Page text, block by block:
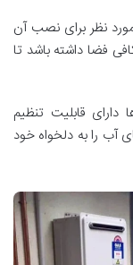
نظر برای نصب آن
فضا داشته باشد تا
دارای قابلیت تنظیم
آب را به دلخواه خود